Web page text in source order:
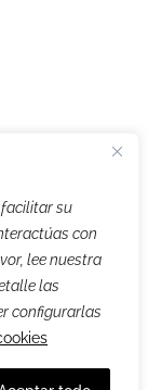
facilitar su
con
lee nuestra
las
configurarlas